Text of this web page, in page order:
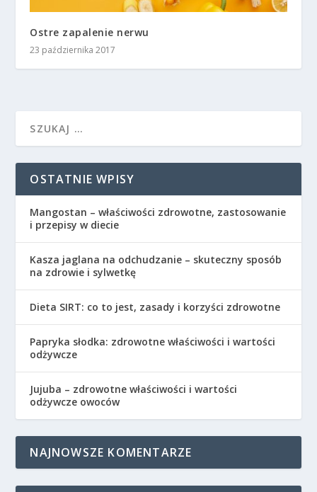
Ostre zapalenie nerwu
23 października 2017
OSTATNIE WPISY
Mangostan – właściwości zdrowotne, zastosowanie
i przepisy w diecie
Kasza jaglana na odchudzanie – skuteczny sposób
na zdrowie i sylwetkę
Dieta SIRT: co to jest, zasady i korzyści zdrowotne
Papryka słodka: zdrowotne właściwości i wartości
odżywcze
Jujuba – zdrowotne właściwości i wartości
odżywcze owoców
NAJNOWSZE KOMENTARZE